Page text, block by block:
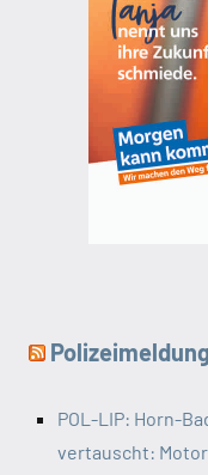
POL-LIP: Horn-
vertauscht: